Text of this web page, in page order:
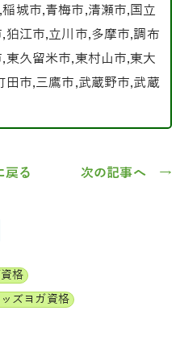
城市,青梅市,清瀬市,国立
狛江市,立川市,多摩市,調布
東久留米市,東村山市,東大
田市,三鷹市,武蔵野市,武蔵
戻る 次の記事へ →
格
ッズヨガ資格